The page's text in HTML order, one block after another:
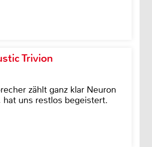
Trivion
zählt ganz klar Neuron
uns restlos begeistert.